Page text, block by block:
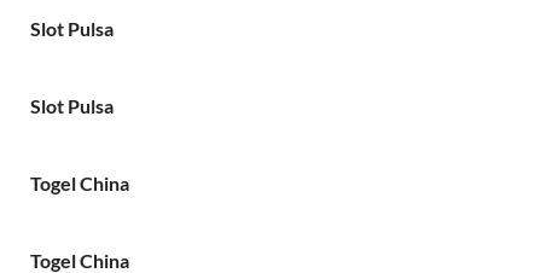
Slot Pulsa
Slot Pulsa
Togel China
Togel China